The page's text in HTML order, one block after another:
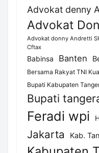
Advokat denny
Advokat
Advokat donny Andretti
Cftax
Babinsa Banten
Bersama Rakyat TNI
Bupati Kabupaten
Bupati
Feradi wpi
Jakarta Kab.